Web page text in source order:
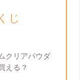
じ
クリアパウダ
える？